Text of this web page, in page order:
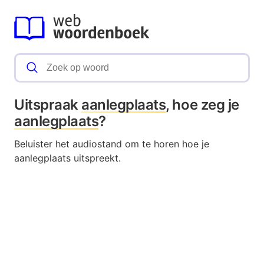
Uitspraak aanlegplaats, hoe zeg je
aanlegplaats?
Beluister het audiostand om te horen hoe je
aanlegplaats uitspreekt.